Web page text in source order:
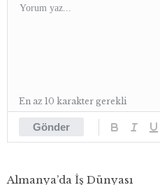
Gönder
En az 10 karakter gerekli
Almanya’da İş Dünyası